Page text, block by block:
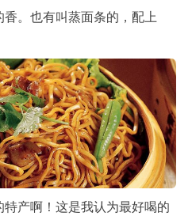
。也有叫蒸面条的，配上
产啊！这是我认为最好喝的